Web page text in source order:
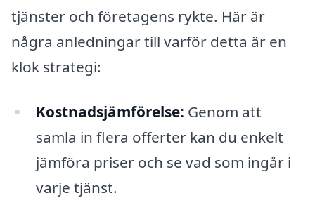
tjänster och företagens rykte. Här är
några anledningar till varför detta är en
klok strategi:
Kostnadsjämförelse: Genom att
samla in flera offerter kan du enkelt
jämföra priser och se vad som ingår i
varje tjänst.